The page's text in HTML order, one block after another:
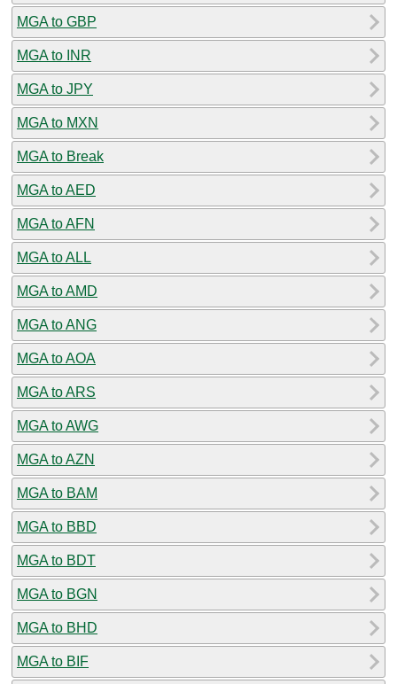
MGA to GBP
MGA to INR
MGA to JPY
MGA to MXN
MGA to Break
MGA to AED
MGA to AFN
MGA to ALL
MGA to AMD
MGA to ANG
MGA to AOA
MGA to ARS
MGA to AWG
MGA to AZN
MGA to BAM
MGA to BBD
MGA to BDT
MGA to BGN
MGA to BHD
MGA to BIF